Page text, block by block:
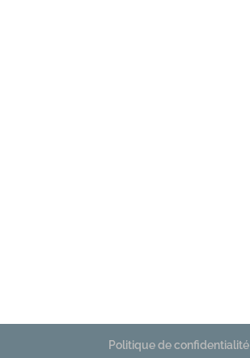
Politique de confidentialité